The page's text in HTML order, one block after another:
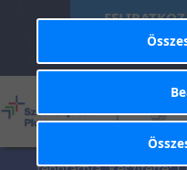
Tisztaság Központ Kft.
Általános Szerződési
Feltételek